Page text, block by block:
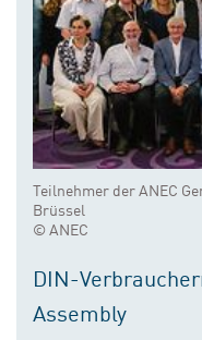
Teilnehmer der ANEC
Brüssel
© ANEC
DIN-
Assembly